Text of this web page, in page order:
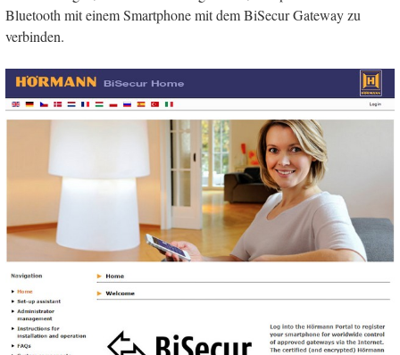
Bluetooth mit einem Smartphone mit dem BiSecur Gateway zu
verbinden.